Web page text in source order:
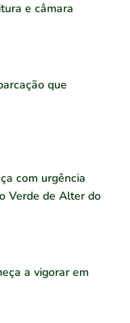
e câmara
que
com urgência
Verde de Alter do
a vigorar em